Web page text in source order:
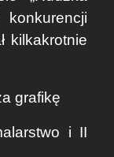
kilkakrotnie
grafikę
i II